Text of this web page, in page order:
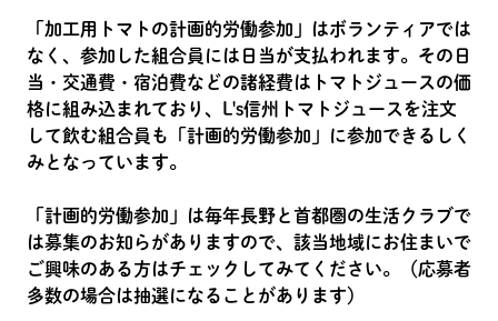
「加工用トマトの計画的労働参加」はボランティアでは
なく、参加した組合員には日当が支払われます。その日
当・交通費・宿泊費などの諸経費はトマトジュースの価
格に組み込まれており、L's信州トマトジュースを注文
して飲む組合員も「計画的労働参加」に参加できるしく
みとなっています。
「計画的労働参加」は毎年長野と首都圏の生活クラブで
は募集のお知らがありますので、該当地域にお住まいで
ご興味のある方はチェックしてみてください。（応募者
多数の場合は抽選になることがあります）